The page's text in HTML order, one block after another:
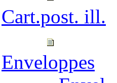
Cart.post. ill.
Enveloppes